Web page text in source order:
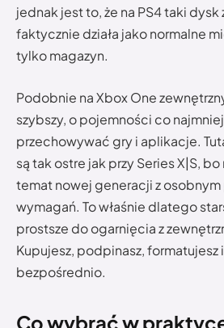
jednak jest to, że na PS4 taki dysk
faktycznie działa jako normalne
tylko magazyn.
Podobnie na Xbox One
szybszy, o pojemności co
przechowywać gry i aplikacje.
są tak ostre jak przy Series X|S,
temat nowej generacji z
wymagań. To właśnie dlatego
prostsze do ogarnięcia z
Kupujesz, podpinasz, formatujesz
bezpośrednio.
Co wybrać w